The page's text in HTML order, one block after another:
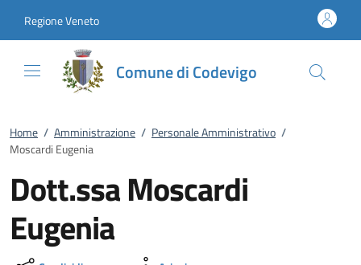
Regione Veneto
Comune di Codevigo
Home / Amministrazione / Personale Amministrativo /
Moscardi Eugenia
Dott.ssa Moscardi
Eugenia